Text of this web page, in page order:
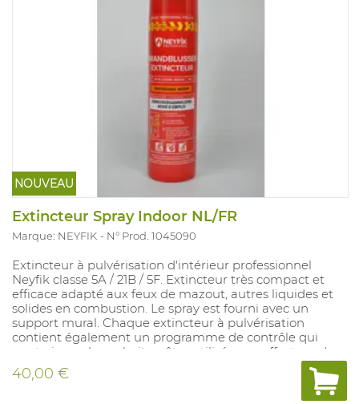
NOUVEAU
Extincteur Spray Indoor NL/FR
Marque: NEYFIK N° Prod. 1045090
Extincteur à pulvérisation d'intérieur professionnel
Neyfik classe 5A / 21B / 5F. Extincteur très compact et
efficace adapté aux feux de mazout, autres liquides et
solides en combustion. Le spray est fourni avec un
support mural. Chaque extincteur à pulvérisation
contient également un programme de contrôle qui
peut, si vous le souhaitez, être utilisé pour effectuer des
contrôles périodiques. L'extincteur à pulvérisation ne
nécessite aucun entretien et a une durée de vie de 5
ans. Le spray est fourni avec un support mural. Le spray
40,00 €